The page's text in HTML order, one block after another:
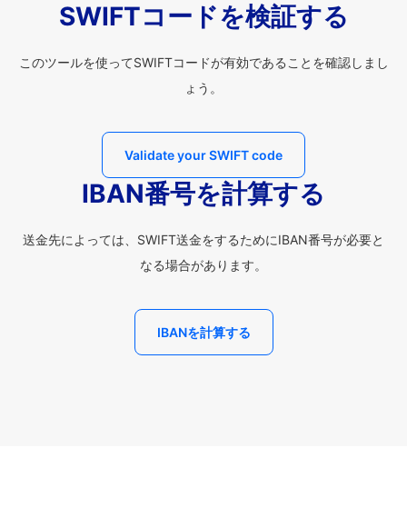
SWIFTコードを検証する
このツールを使ってSWIFTコードが有効であることを確認しまし
ょう。
Validate your SWIFT code
IBAN番号を計算する
送金先によっては、SWIFT送金をするためにIBAN番号が必要と
なる場合があります。
IBANを計算する